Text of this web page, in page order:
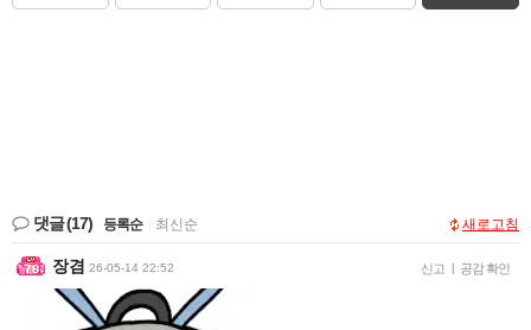
댓글(17) 등록순 최신순 새로고침
장겸 26-05-14 22:52 신고 | 공감 확인